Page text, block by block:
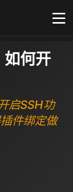
如何开
启SSH功
件绑定做